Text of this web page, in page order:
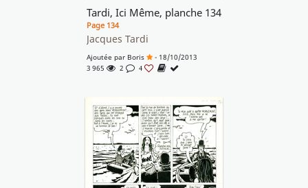
Tardi, Ici Même, planche 134
Page 134
Jacques Tardi
Ajoutée par Boris
- 18/10/2013
3 965
2 4